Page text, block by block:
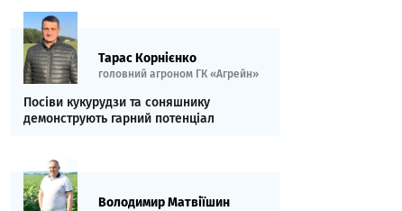
Тарас Корнієнко
головний агроном ГК «Агрейн»
Посіви кукурудзи та соняшнику
демонструють гарний потенціал
Володимир Матвіїшин